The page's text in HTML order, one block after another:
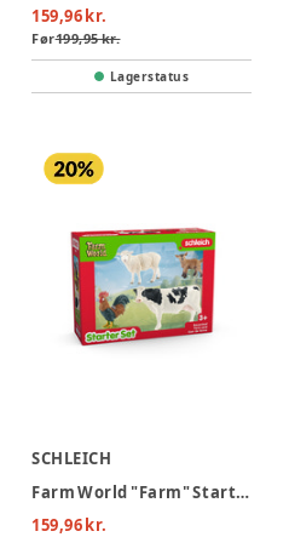
159,96 kr.
Før199,95 kr.
Lagerstatus
SCHLEICH
Farm World "Farm" Starter Set
159,96 kr.